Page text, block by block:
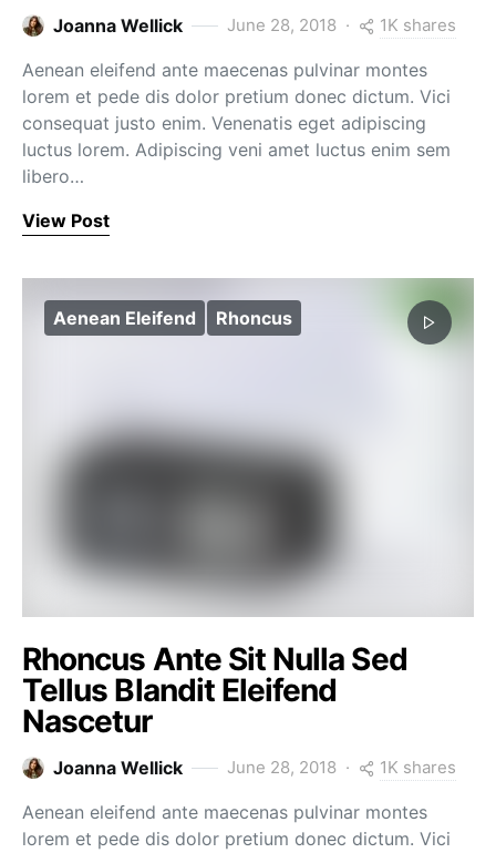
Joanna Wellick June 28, 2018 1K shares
Aenean eleifend ante maecenas pulvinar montes
lorem et pede dis dolor pretium donec dictum. Vici
consequat justo enim. Venenatis eget adipiscing
luctus lorem. Adipiscing veni amet luctus enim sem
libero…
View Post
Aenean Eleifend Rhoncus
Rhoncus Ante Sit Nulla Sed
Tellus Blandit Eleifend
Nascetur
Joanna Wellick June 28, 2018 1K shares
Aenean eleifend ante maecenas pulvinar montes
lorem et pede dis dolor pretium donec dictum. Vici